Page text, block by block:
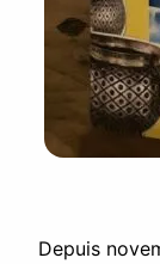
Depuis